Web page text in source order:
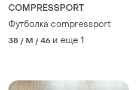
COMPRESSPORT
Футболка compressport
38 / M / 46 и еще 1